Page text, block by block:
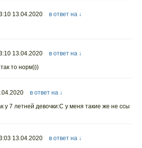
13.04.2020
в ответ на ↓
13.04.2020
в ответ на ↓
то норм)))
в ответ на ↓
у 7 летней девочки:C у меня такие же не ссы
13.04.2020
в ответ на ↓